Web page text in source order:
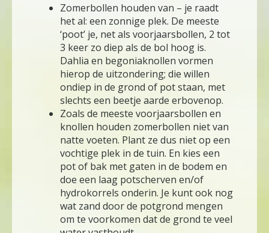
Zomerbollen houden van – je raadt
het al: een zonnige plek. De meeste
‘poot’ je, net als voorjaarsbollen, 2 tot
3 keer zo diep als de bol hoog is.
Dahlia en begoniaknollen vormen
hierop de uitzondering; die willen
ondiep in de grond of pot staan, met
slechts een beetje aarde erbovenop.
Zoals de meeste voorjaarsbollen en
knollen houden zomerbollen niet van
natte voeten. Plant ze dus niet op een
vochtige plek in de tuin. En kies een
pot of bak met gaten in de bodem en
doe een laag potscherven en/of
hydrokorrels onderin. Je kunt ook nog
wat zand door de potgrond mengen
om te voorkomen dat de grond te veel